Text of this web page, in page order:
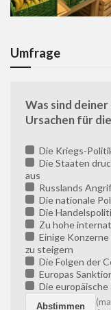
Umfrage
Was sind
Ursachen für
Die Kriegs-
Die Staaten
aus
Russlands
Die nationale
Die
Zu hohe
Einige
zu steigern
Die Folgen der
Europas
Die europäische